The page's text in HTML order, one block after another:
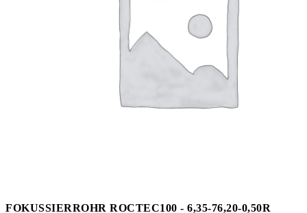
FOKUSSIERROHR ROCTEC100 - 6,35-76,20-0,50R